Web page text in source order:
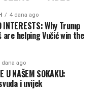
4 dana ago
INTERESTS: Why Trump
are helping Vučić win the
dana ago
U NAŠEM SOKAKU:
i uvijek